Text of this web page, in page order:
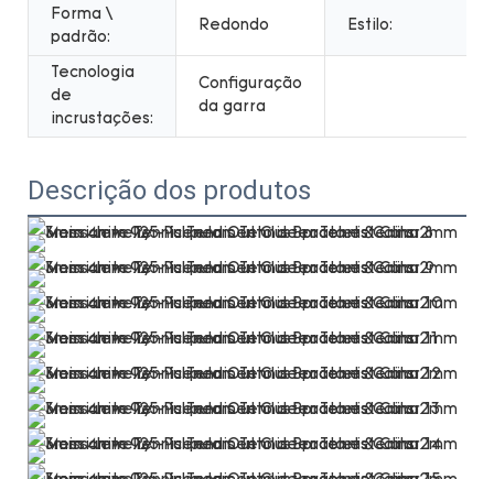
Forma \
padrão:
Redondo Estilo:
Tecnologia
de
incrustações:
Configuração
da garra
Descrição dos produtos